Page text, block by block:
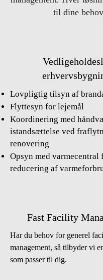
til dine
Lovpligtig tilsyn af
Flyttesyn for lejemål
Koordinering med
istandsættelse ved
renovering
Opsyn med varmecentral
reducering af
Fast Facility
Har du behov for generel
management, så tilbyder vi
som passer til dig.